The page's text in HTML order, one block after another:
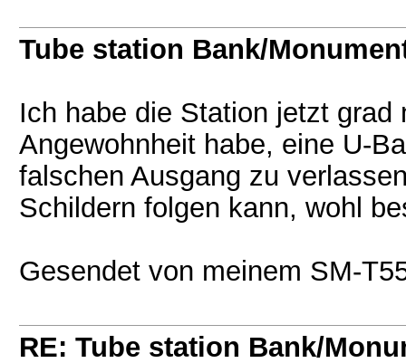
Tube station Bank/
Ich habe die Station jetzt
Angewohnheit habe, eine U-
falschen Ausgang zu
Schildern folgen kann, wohl
Gesendet von meinem SM-
RE: Tube station Bank/